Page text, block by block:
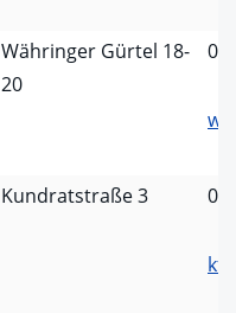
Währinger Gürtel 18-
20
Kundratstraße 3